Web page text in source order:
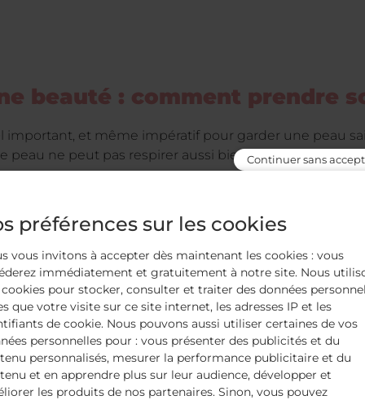
beauté : comment prendre
important, et même impératif pour garder une peau
peau ne peut pas respirer aussi bien qu’auparavant.
aux produits qu’on utilise, qui peuvent être très
d’inconfort et une plus grande production de sébum
en douceur. Notre Pommade Démaquillante,
les sessions de démaquillage en vrai moment de
peut-être le moment d’en profiter pour faire un peu
faciale .
la journée du bon pied que de faire de petites
Continuer sans
préférences sur les cookies
vous invitons à accepter dès maintenant les cookies : vous
immédiatement et gratuitement à notre site. Nous
cookies pour stocker, consulter et traiter des données
que votre visite sur ce site internet, les adresses IP et les
de cookie. Nous pouvons aussi utiliser certaines de vos
personnelles pour : vous présenter des publicités et du
personnalisés, mesurer la performance publicitaire et du
et en apprendre plus sur leur audience, développer et
les produits de nos partenaires. Sinon, vous pouvez